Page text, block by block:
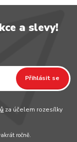
a slevy!
Přihlásit se
za účelem rozesílky
ročně.